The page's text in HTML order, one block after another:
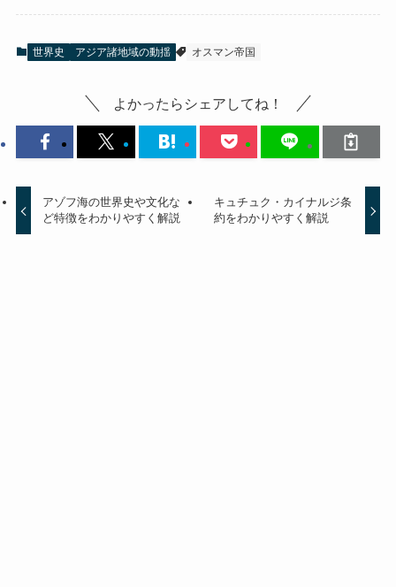
世界史 アジア諸地域の動揺 オスマン帝国
よかったらシェアしてね！
アゾフ海の世界史や文化な
ど特徴をわかりやすく解説
キュチュク・カイナルジ条
約をわかりやすく解説